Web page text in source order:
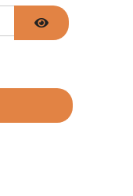
AFFICHER LE